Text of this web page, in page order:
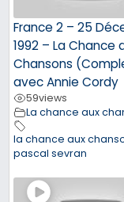
France 2 – 25
1992 – La Chance
Chansons
avec Annie Cordy
59views
La chance aux
la chance aux
pascal sevran